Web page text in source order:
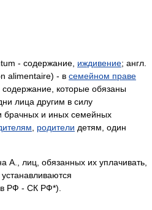
- содержание, иждивение; англ.
alimentaire) - в семейном праве
которые обязаны
лица другим в силу
и иных семейных
родители детям, один
А., лиц, обязанных их уплачивать,
РФ - СК РФ*).